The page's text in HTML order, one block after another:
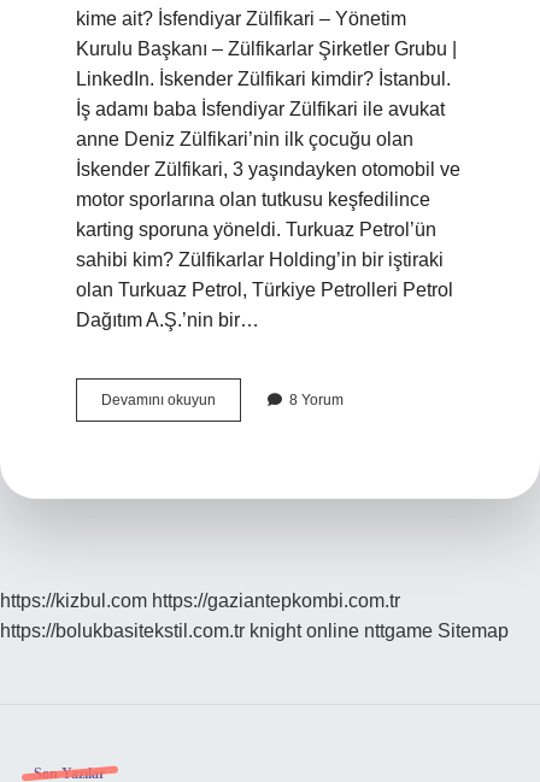
kime ait? İsfendiyar Zülfikari – Yönetim
Kurulu Başkanı – Zülfikarlar Şirketler Grubu |
LinkedIn. İskender Zülfikari kimdir? İstanbul.
İş adamı baba İsfendiyar Zülfikari ile avukat
anne Deniz Zülfikari’nin ilk çocuğu olan
İskender Zülfikari, 3 yaşındayken otomobil ve
motor sporlarına olan tutkusu keşfedilince
karting sporuna yöneldi. Turkuaz Petrol’ün
sahibi kim? Zülfikarlar Holding’in bir iştiraki
olan Turkuaz Petrol, Türkiye Petrolleri Petrol
Dağıtım A.Ş.’nin bir…
Devamını okuyun
Holding
8 Yorum
https://kizbul.com https://gaziantepkombi.com.tr
https://bolukbasitekstil.com.tr knight online nttgame Sitemap
Son Yazılar